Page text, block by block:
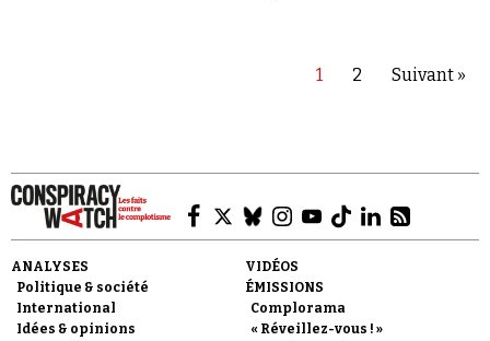
1 2 Suivant »
ANALYSES
Politique & société
International
Idées & opinions
VIDÉOS
ÉMISSIONS
Complorama
« Réveillez-vous ! »